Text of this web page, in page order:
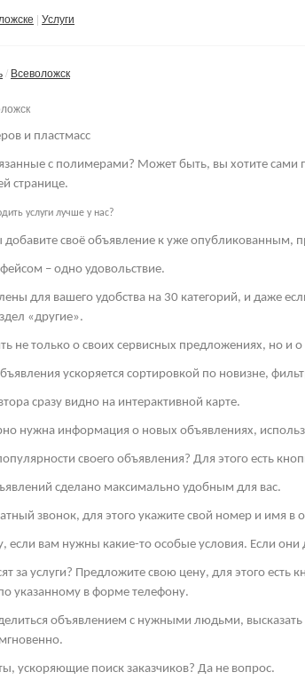
Услуги
Всеволожск
и пластмасс
с полимерами? Может быть, вы хотите
странице.
услуги лучше у нас?
своё объявление к уже опубликованным,
– одно удовольствие.
для вашего удобства на 30 категорий, и даже
«другие».
не только о своих сервисных предложениях, но и
ускоряется сортировкой по новизне,
сразу видно на интерактивной карте.
нужна информация о новых объявлениях,
своего объявления? Для этого есть
сделано максимально удобным для вас.
звонок, для этого укажите свой номер и имя
если вам нужны какие-то особые условия. Если
за услуги? Предложите свою цену, для этого
указанному в форме телефону.
объявлением с нужными людьми,
ускоряющие поиск заказчиков? Да не вопрос.